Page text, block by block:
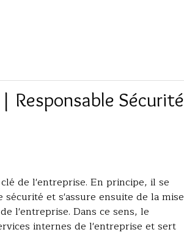
Responsable Sécurité
de l'entreprise. En principe, il se
et s'assure ensuite de la mise
l'entreprise. Dans ce sens, le
internes de l'entreprise et sert